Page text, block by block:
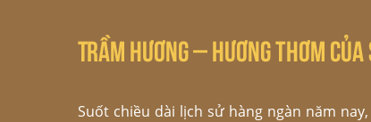
Trầm hương – hương thơm
Suốt chiều dài lịch sử hàng ngàn năm